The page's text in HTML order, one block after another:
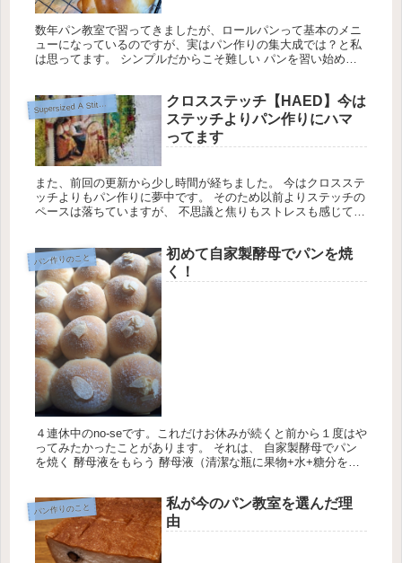
数年パン教室で習ってきましたが、ロールパンって基本のメニ
ューになっているのですが、実はパン作りの集大成では？と私
は思ってます。 シンプルだからこそ難しい パンを習い始めた
S upersized A Stitch In Time Max Color
クロスステッチ【HAED】今は
ステッチよりパン作りにハマ
ってます
また、前回の更新から少し時間が経ちました。 今はクロスステ
ッチよりもパン作りに夢中です。 そのため以前よりステッチの
ペースは落ちていますが、 不思議と焦りもストレスも感じてい
パン作りのこと
初めて自家製酵母でパンを焼
く！
４連休中のno-seです。これだけお休みが続くと前から１度はや
ってみたかったことがあります。 それは、 自家製酵母でパン
を焼く 酵母液をもらう 酵母液（清潔な瓶に果物+水+糖分を少
パン作りのこと
私が今のパン教室を選んだ理
由